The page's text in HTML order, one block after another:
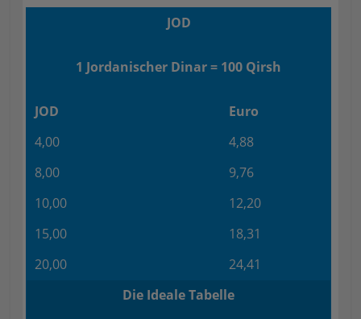
JOD
1 Jordanischer Dinar = 100 Qirsh
JOD
Euro
4,00
4,88
8,00
9,76
10,00
12,20
15,00
18,31
20,00
24,41
Die Ideale Tabelle